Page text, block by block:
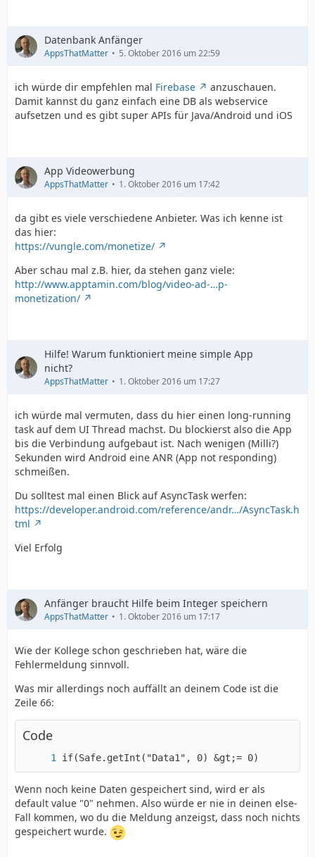
Datenbank Anfänger
AppsThatMatter 5. Oktober 2016 um 22:59
ich würde dir empfehlen mal Firebase
anzuschauen.
Damit kannst du ganz einfach eine DB als webservice
aufsetzen und es gibt super APIs für Java/Android und iOS
App Videowerbung
AppsThatMatter 1. Oktober 2016 um 17:42
da gibt es viele verschiedene Anbieter. Was ich kenne ist
das hier:
https://vungle.com/monetize/
Aber schau mal z.B. hier, da stehen ganz viele:
http://www.apptamin.com/blog/video-ad-…p-
monetization/
Hilfe! Warum funktioniert meine simple App
nicht?
AppsThatMatter 1. Oktober 2016 um 17:27
ich würde mal vermuten, dass du hier einen long-running
task auf dem UI Thread machst. Du blockierst also die App
bis die Verbindung aufgebaut ist. Nach wenigen (Milli?)
Sekunden wird Android eine ANR (App not responding)
schmeißen.
Du solltest mal einen Blick auf AsyncTask werfen:
https://developer.android.com/reference/andr…/AsyncTask.h
tml
Viel Erfolg
Anfänger braucht Hilfe beim Integer speichern
AppsThatMatter 1. Oktober 2016 um 17:17
Wie der Kollege schon geschrieben hat, wäre die
Fehlermeldung sinnvoll.
Was mir allerdings noch auffällt an deinem Code ist die
Zeile 66:
Code
if(Safe.getInt("Data1", 0) &gt;= 0)
Wenn noch keine Daten gespeichert sind, wird er als
default value "0" nehmen. Also würde er nie in deinen else-
Fall kommen, wo du die Meldung anzeigst, dass noch nichts
gespeichert wurde.